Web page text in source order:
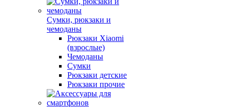
Сумки, рюкзаки и
чемоданы
Рюкзаки Xiaomi
(взрослые)
Чемоданы
Сумки
Рюкзаки детские
Рюкзаки прочие